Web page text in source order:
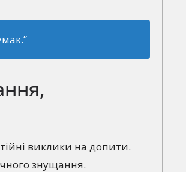
виклики на допити.
знущання.